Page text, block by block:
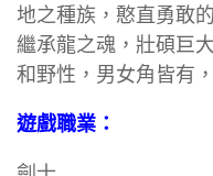
地之種族，憨直勇敢
繼承龍之魂，壯碩巨
和野性，男女角皆有
遊戲職業：